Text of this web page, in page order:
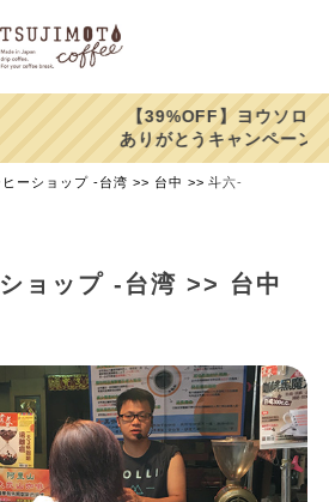
39%OFF】ヨウソロー
りがとうキャンペーン！
ーショップ -台湾 >> 台中 >> 斗六-
ョップ -台湾 >> 台中